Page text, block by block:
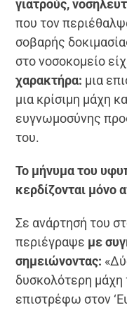
γιατρούς,
που τον
σοβαρής
στο νοσοκομείο
χαρακτήρα: μια
μια κρίσιμη μάχη
ευγνωμοσύνης
του.
Το μήνυμα του
κερδίζονται μόνο
Σε ανάρτησή του
περιέγραψε με
σημειώνοντας:
δυσκολότερη
επιστρέφω στον